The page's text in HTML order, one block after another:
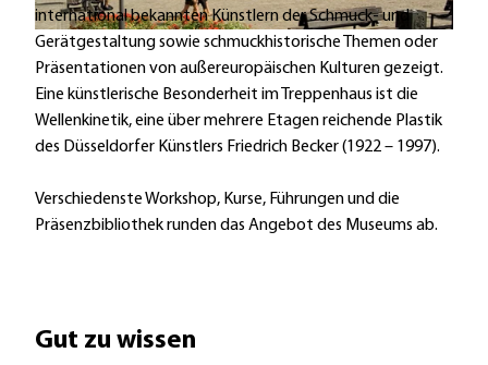
d
e
u
t
s
h
e
l
international bekannten Künstlern der Schmuck- und
Gerätgestaltung sowie schmuckhistorische Themen oder
Präsentationen von außereuropäischen Kulturen gezeigt.
Eine künstlerische Besonderheit im Treppenhaus ist die
Wellenkinetik, eine über mehrere Etagen reichende Plastik
des Düsseldorfer Künstlers Friedrich Becker (1922 – 1997).
Verschiedenste Workshop, Kurse, Führungen und die
Präsenzbibliothek runden das Angebot des Museums ab.
Gut zu wissen